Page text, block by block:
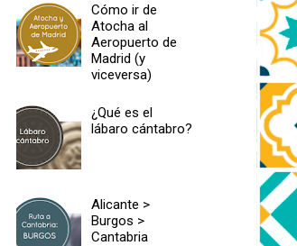
Cómo ir de
Atocha al
Aeropuerto de
Madrid (y
viceversa)
¿Qué es el
lábaro cántabro?
Alicante >
Burgos >
Cantabria